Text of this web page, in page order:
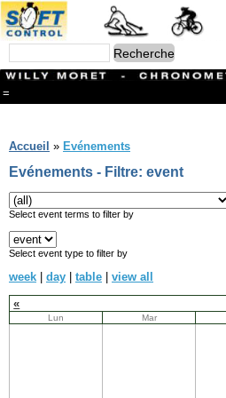
=
Branches
CONTACT
Ski ALPIN
Triathlon
Ski Nordique
Courses à pieds
Athlétisme
Slalom In-Line
Caisse à savon
Coupe "Journal La Gruyère"
Accueil » Evénements
Evénements - Filtre: event
Select event terms to filter by
Select event type to filter by
week | day | table | view all
«
Lun Mar